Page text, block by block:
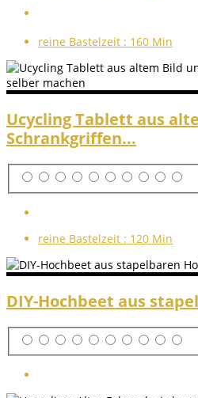
reine Bastelzeit : 160 Min
Ucycling Tablett aus
Schrankgriffen...
reine Bastelzeit : 120 Min
DIY-Hochbeet aus